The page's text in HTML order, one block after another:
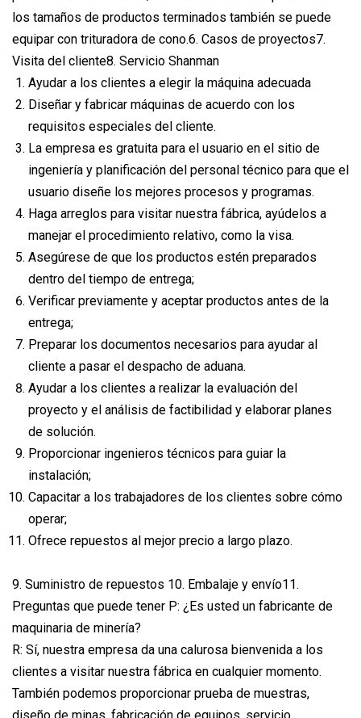
los tamaños de productos terminados también se puede
equipar con trituradora de cono.6. Casos de proyectos7.
Visita del cliente8. Servicio Shanman
Ayudar a los clientes a elegir la máquina adecuada
Diseñar y fabricar máquinas de acuerdo con los
requisitos especiales del cliente.
La empresa es gratuita para el usuario en el sitio de
ingeniería y planificación del personal técnico para que el
usuario diseñe los mejores procesos y programas.
Haga arreglos para visitar nuestra fábrica, ayúdelos a
manejar el procedimiento relativo, como la visa.
Asegúrese de que los productos estén preparados
dentro del tiempo de entrega;
Verificar previamente y aceptar productos antes de la
entrega;
Preparar los documentos necesarios para ayudar al
cliente a pasar el despacho de aduana.
Ayudar a los clientes a realizar la evaluación del
proyecto y el análisis de factibilidad y elaborar planes
de solución.
Proporcionar ingenieros técnicos para guiar la
instalación;
Capacitar a los trabajadores de los clientes sobre cómo
operar;
Ofrece repuestos al mejor precio a largo plazo.
9. Suministro de repuestos 10. Embalaje y envío11.
Preguntas que puede tener P: ¿Es usted un fabricante de
maquinaria de minería?
R: Sí, nuestra empresa da una calurosa bienvenida a los
clientes a visitar nuestra fábrica en cualquier momento.
También podemos proporcionar prueba de muestras,
diseño de minas, fabricación de equipos, servicio